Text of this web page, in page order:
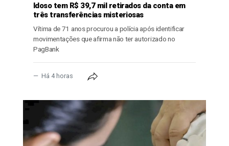
Idoso tem R$ 39,7 mil retirados da conta em
três transferências misteriosas
Vítima de 71 anos procurou a polícia após identificar
movimentações que afirma não ter autorizado no
PagBank
Há 4 horas